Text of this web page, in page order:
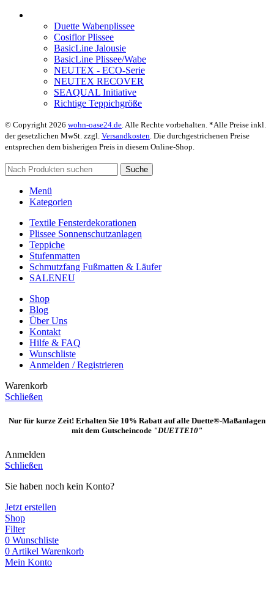
Duette Wabenplissee
Cosiflor Plissee
BasicLine Jalousie
BasicLine Plissee/Wabe
NEUTEX - ECO-Serie
NEUTEX RECOVER
SEAQUAL Initiative
Richtige Teppichgröße
© Copyright 2026 wohn-oase24.de . Alle Rechte vorbehalten. *Alle Preise inkl.
der gesetzlichen MwSt. zzgl. Versandkosten . Die durchgestrichenen Preise
entsprechen dem bisherigen Preis in diesem Online-Shop.
Suche
Menü
Kategorien
Textile Fensterdekorationen
Plissee Sonnenschutzanlagen
Teppiche
Stufenmatten
Schmutzfang Fußmatten & Läufer
SALENEU
Shop
Blog
Über Uns
Kontakt
Hilfe & FAQ
Wunschliste
Anmelden / Registrieren
Warenkorb
Schließen
Nur für kurze Zeit! Erhalten Sie 10% Rabatt auf alle Duette®-Maßanlagen
mit dem Gutscheincode "DUETTE10"
Anmelden
Schließen
Sie haben noch kein Konto?
Jetzt erstellen
Shop
Filter
0 Wunschliste
0 Artikel Warenkorb
Mein Konto